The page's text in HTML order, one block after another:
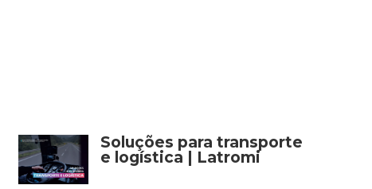
Soluções para transporte
e logística | Latromi